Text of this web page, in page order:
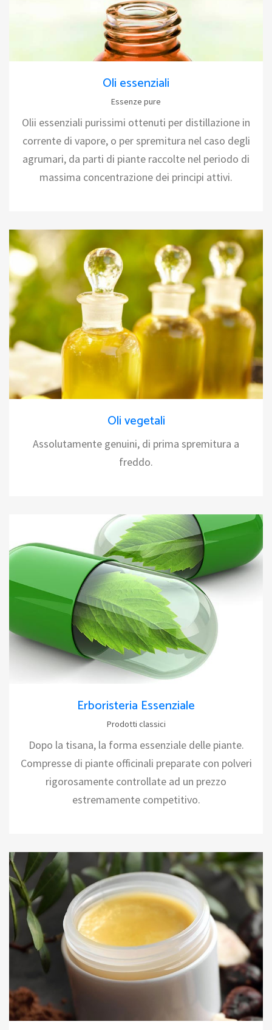
Oli essenziali
Essenze pure
Olii essenziali purissimi ottenuti per distillazione in
corrente di vapore, o per spremitura nel caso degli
agrumari, da parti di piante raccolte nel periodo di
massima concentrazione dei principi attivi.
Oli vegetali
Assolutamente genuini, di prima spremitura a
freddo.
Erboristeria Essenziale
Prodotti classici
Dopo la tisana, la forma essenziale delle piante.
Compresse di piante officinali preparate con polveri
rigorosamente controllate ad un prezzo
estremamente competitivo.